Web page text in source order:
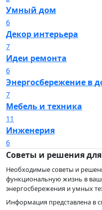
Умный дом
6
Декор интерьера
7
Идеи ремонта
6
Энергосбережение в
7
Мебель и техника
11
Инженерия
6
Советы и решения
Необходимые советы и
функциональную жизнь в
энергосбережения и умных
Информация представлена в